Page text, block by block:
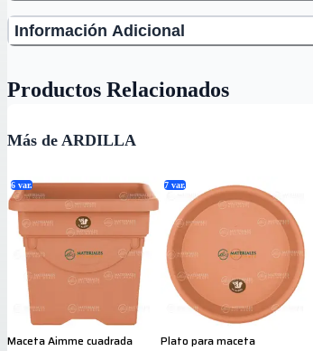
Información Adicional
Productos Relacionados
Más de ARDILLA
6 var.
Maceta Aimme cuadrada
7 var.
Plato para maceta